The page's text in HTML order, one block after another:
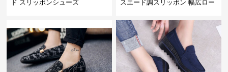
ド スリッポンシューズ
スエード調スリッポン 幅広ロー